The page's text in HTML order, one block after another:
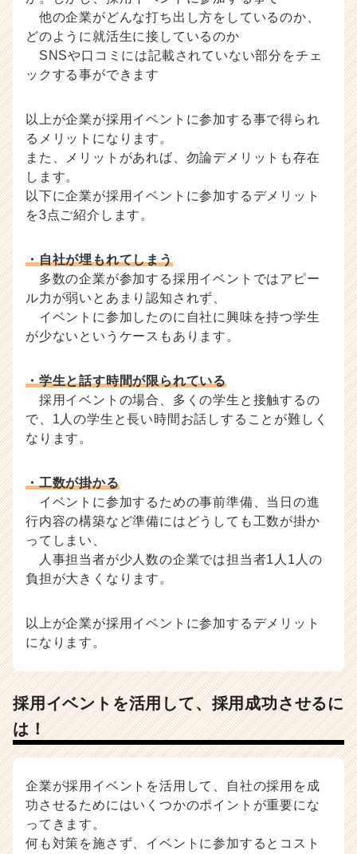
他の企業がどんな打ち出し方をしているのか、
どのように就活生に接しているのか
SNSや口コミには記載されていない部分をチェ
ックする事ができます
以上が企業が採用イベントに参加する事で得られ
るメリットになります。
また、メリットがあれば、勿論デメリットも存在
します。
以下に企業が採用イベントに参加するデメリット
を3点ご紹介します。
・自社が埋もれてしまう
多数の企業が参加する採用イベントではアピー
ル力が弱いとあまり認知されず、
イベントに参加したのに自社に興味を持つ学生
が少ないというケースもあります。
・学生と話す時間が限られている
採用イベントの場合、多くの学生と接触するの
で、1人の学生と長い時間お話しすることが難しく
なります。
・工数が掛かる
イベントに参加するための事前準備、当日の進
行内容の構築など準備にはどうしても工数が掛か
ってしまい、
人事担当者が少人数の企業では担当者1人1人の
負担が大きくなります。
以上が企業が採用イベントに参加するデメリット
になります。
採用イベントを活用して、採用成功させるに
は！
企業が採用イベントを活用して、自社の採用を成
功させるためにはいくつかのポイントが重要にな
ってきます。
何も対策を施さず、イベントに参加するとコスト